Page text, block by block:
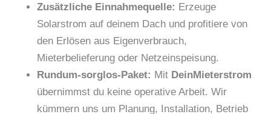
Zusätzliche Einnahmequelle: Erzeuge
Solarstrom auf deinem Dach und profitiere von
den Erlösen aus Eigenverbrauch,
Mieterbelieferung oder Netzeinspeisung.
Rundum-sorglos-Paket: Mit DeinMieterstrom
übernimmst du keine operative Arbeit. Wir
kümmern uns um Planung, Installation, Betrieb